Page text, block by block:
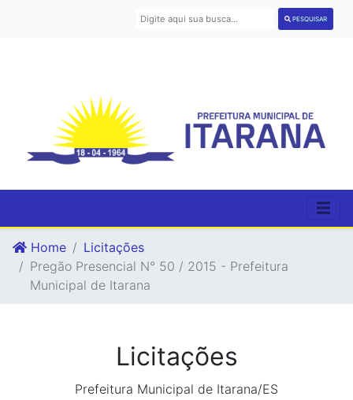
PESQUISAR
Home
Licitações
Pregão Presencial N° 50 / 2015 - Prefeitura
Municipal de Itarana
Licitações
Prefeitura Municipal de Itarana/ES